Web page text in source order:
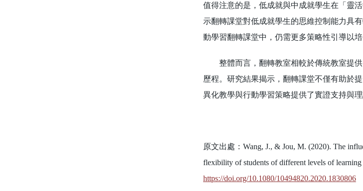
值得注意的是，低成就與中成就學生在「靈
示翻轉課堂對低成就學生的思維控制能力具
動學習翻轉課堂中，仍需更多策略性引導以
整體而言，翻轉教室相較於傳統教室提供
歷程。研究結果揭示，翻轉課堂不僅有助於
異化教學與行動學習策略提供了實證支持與理
原文出處：Wang, J., & Jou, M. (2020). The
flexibility of students of different levels of learning
https://doi.org/10.1080/10494820.2020.1830806